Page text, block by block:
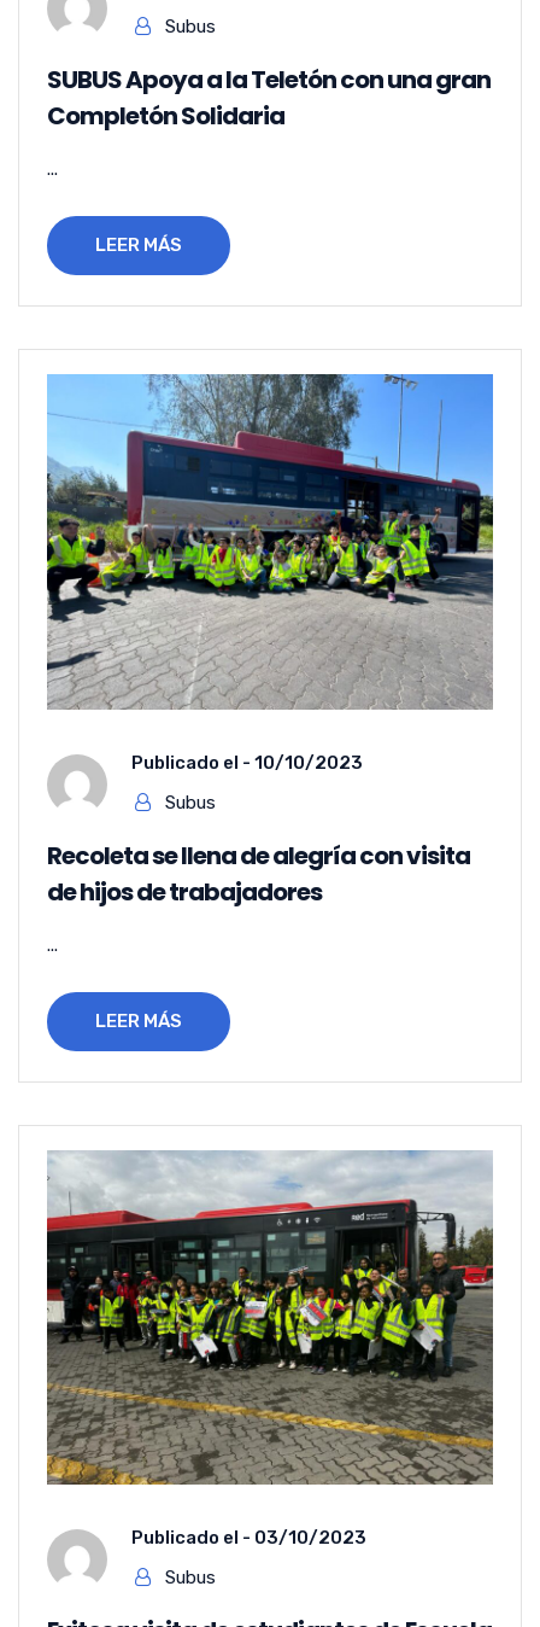
Subus
SUBUS Apoya a la Teletón con una gran
Completón Solidaria
...
LEER MÁS
Publicado el - 10/10/2023
Subus
Recoleta se llena de alegría con visita
de hijos de trabajadores
...
LEER MÁS
Publicado el - 03/10/2023
Subus